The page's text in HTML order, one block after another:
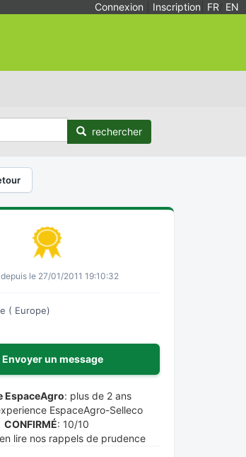
Connexion Inscription FR EN
rechercher
le 27/01/2011 19:10:32
( Europe)
Envoyer un message
EspaceAgro: plus de 2 ans
EspaceAgro-Selleco
CONFIRMÉ: 10/10
lire nos rappels de prudence